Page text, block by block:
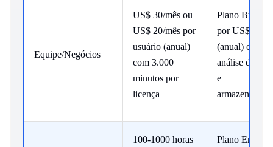
Equipe/Negócios
US$ 30/mês ou
US$ 20/mês por
usuário (anual)
com 3.000
minutos por
licença
Plano
por US$ 19/
(anual) com
análise de
e
100-1000 horas Plano